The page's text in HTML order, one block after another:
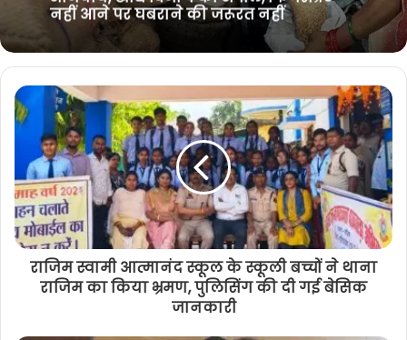
राशनकार्ड में सभी सदस्यों का eKYC कराना
अनिवार्य, खाद्य विभाग की अपील, फिंगरप्रिंट
नहीं आने पर घबराने की जरूरत नहीं
जांच में जुटी पुलिस, जानिए पूरा मामला
राजिम स्वामी आत्मानंद स्कूल के स्कूली बच्चों ने थाना
राजिम का किया भ्रमण, पुलिसिंग की दी गई बेसिक
जानकारी